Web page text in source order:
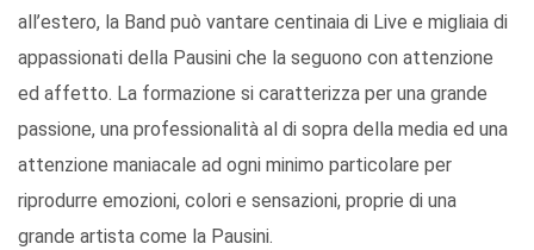
all’estero, la Band può vantare centinaia di Live e migliaia di
appassionati della Pausini che la seguono con attenzione
ed affetto. La formazione si caratterizza per una grande
passione, una professionalità al di sopra della media ed una
attenzione maniacale ad ogni minimo particolare per
riprodurre emozioni, colori e sensazioni, proprie di una
grande artista come la Pausini.